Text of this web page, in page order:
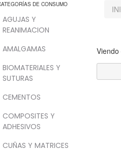
DE CONSUMO
AGUJAS Y
REANIMACION
AMALGAMAS
BIOMATERIALES Y
SUTURAS
CEMENTOS
COMPOSITES Y
ADHESIVOS
CUÑAS Y MATRICES
Viendo